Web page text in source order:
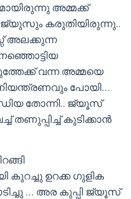
അമ്മക്ക്
ജ്യുസും കരുതിയിരുന്നു..
അലക്കുന്ന
വന്ന അമ്മയെ
പോയി…
തോന്നി.. ജ്യൂസ്
തണുപ്പിച്ച് കുടിക്കാൻ
കുറച്ചു ഉറക്ക ഗുളിക
… അര കുപ്പി ജ്യൂസ്